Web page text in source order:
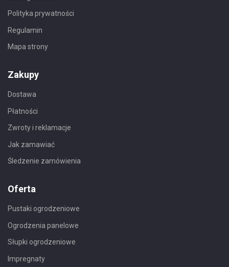
Polityka prywatności
Regulamin
Mapa strony
Zakupy
Dostawa
Płatności
Zwroty i reklamacje
Jak zamawiać
Śledzenie zamówienia
Oferta
Pustaki ogrodzeniowe
Ogrodzenia panelowe
Słupki ogrodzeniowe
Impregnaty